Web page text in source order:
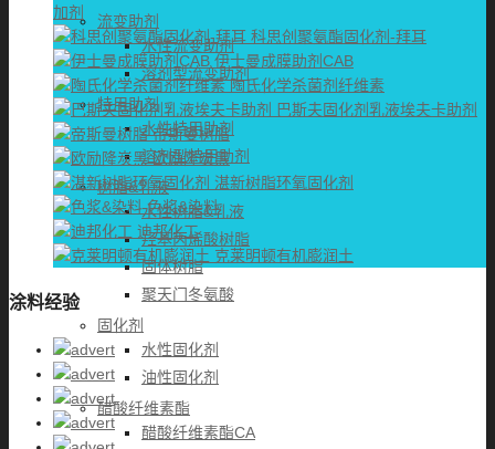
流变助剂
水性流变助剂
溶剂型流变助剂
特用助剂
水性特用助剂
溶剂型特用助剂
树脂&乳液
水性树脂&乳液
羟基丙烯酸树脂
固体树脂
聚天门冬氨酸
固化剂
水性固化剂
油性固化剂
醋酸纤维素酯
醋酸纤维素酯CA
加剂
科思创聚氨酯固化剂-拜耳
伊士曼成膜助剂CAB
陶氏化学杀菌剂纤维素
巴斯夫固化剂乳液埃夫卡助剂
帝斯曼树脂
欧励隆炭黑
湛新树脂环氧固化剂
色浆&染料
迪邦化工
克莱明顿有机膨润土
涂料经验